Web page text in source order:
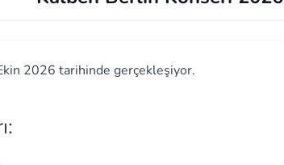
2026 tarihinde gerçekleşiyor.